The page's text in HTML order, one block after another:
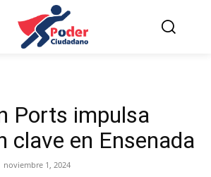
Ports impulsa
clave en Ensenada
noviembre 1, 2024